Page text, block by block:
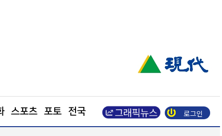
스포츠 포토 전국 로그인